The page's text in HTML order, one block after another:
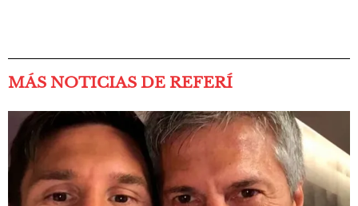
MÁS NOTICIAS DE REFERÍ